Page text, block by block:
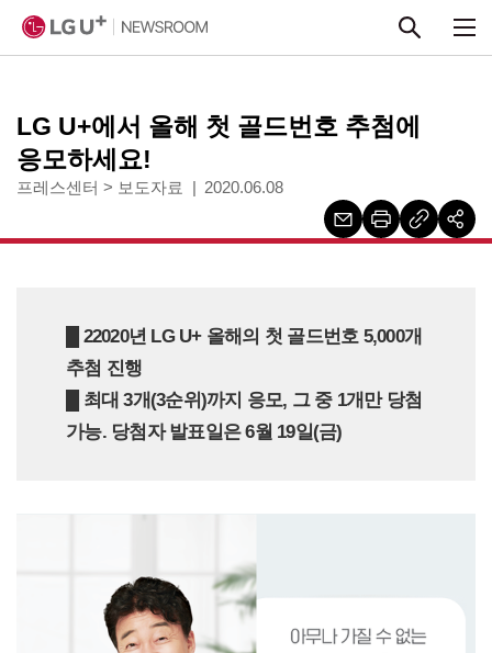
LG U+에서 올해 첫 골드번호 추첨에
응모하세요!
프레스센터 > 보도자료 2020.06.08
█ 22020년 LG U+ 올해의 첫 골드번호 5,000개
추첨 진행
█ 최대 3개(3순위)까지 응모, 그 중 1개만 당첨
가능. 당첨자 발표일은 6월 19일(금)